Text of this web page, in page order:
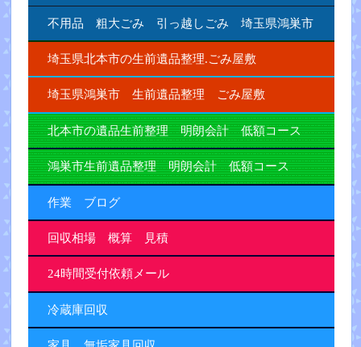
不用品 粗大ごみ 引っ越しごみ 埼玉県鴻巣市
埼玉県北本市の生前遺品整理.ごみ屋敷
埼玉県鴻巣市 生前遺品整理 ごみ屋敷
北本市の遺品生前整理 明朗会計 低額コース
鴻巣市生前遺品整理 明朗会計 低額コース
作業 ブログ
回収相場 概算 見積
24時間受付依頼メール
冷蔵庫回収